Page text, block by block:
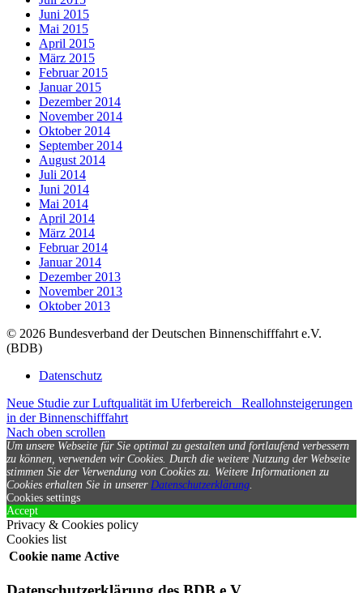
Juni 2015
Mai 2015
April 2015
März 2015
Februar 2015
Januar 2015
Dezember 2014
November 2014
Oktober 2014
September 2014
August 2014
Juli 2014
Juni 2014
Mai 2014
April 2014
März 2014
Februar 2014
Januar 2014
Dezember 2013
November 2013
Oktober 2013
© 2026 Bundesverband der Deutschen Binnenschifffahrt e.V.
(BDB)
Datenschutz
Neue Studie zur Luftqualität im Uferbereich
Reallohnsteigerungen
in der Binnenschifffahrt
Nach oben scrollen
Um unsere Webseite für Sie optimal zu gestalten und fortlaufend verbessern
zu können, verwenden wir Cookies. Durch die weitere Nutzung der Webseite
stimmen Sie der Verwendung von Cookies zu. Weitere Informationen zu
Cookies erhalten Sie in unserer Datenschutzerklärung.
Cookies settings
Accept
Privacy & Cookies policy
Cookies list
Cookie name Active